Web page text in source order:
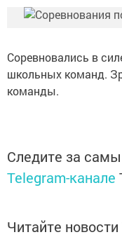
Соревновались в
школьных команд.
команды.
Следите за
Telegram-канале
Читайте